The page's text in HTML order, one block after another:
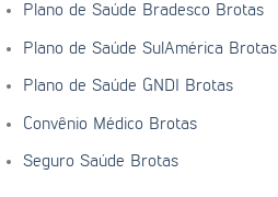
Plano de Saúde Bradesco Brotas
Plano de Saúde SulAmérica Brotas
Plano de Saúde GNDI Brotas
Convênio Médico Brotas
Seguro Saúde Brotas